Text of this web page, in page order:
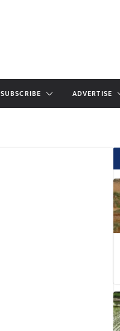
SUBSCRIBE ADVERTISE